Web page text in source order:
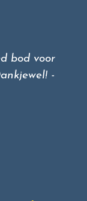
bod voor
-